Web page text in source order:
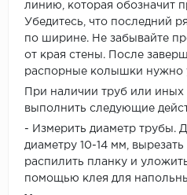
линию, которая обозначит
Убедитесь, что последний
по ширине. Не забывайте
от края стены. После
распорные колышки нужно
При наличии труб или
выполнить следующие
- Измерить диаметр трубы.
диаметру 10-14 мм,
распилить планку и
помощью клея для